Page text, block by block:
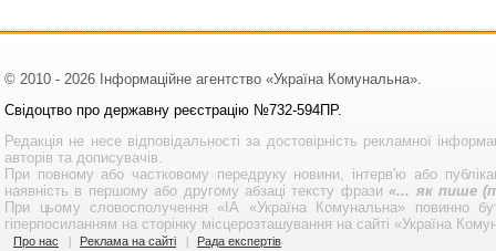
© 2010 - 2026 Інформаційне агентство «Україна Комунальна».
Свідоцтво про державну реєстрацію №732-594ПР.
Редакція не несе відповідальності за достовірність рекламної
авторів та дописувачів.
При повному або частковому передруку новини, інтерв'ю або
наявність в першому або другому абзаці тексту фрази«... як пише
При цьому словосполучення «ІА «Україна Комунальна» повинно
гіперпосиланням на сторінку місцерозташування на сайті «Україна
Про нас Реклама на сайті Рада експертів